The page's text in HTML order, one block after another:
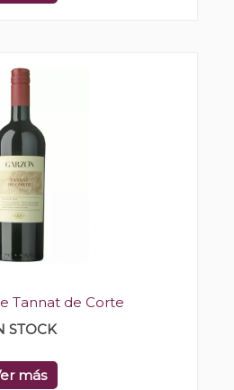
Tannat de Corte
STOCK
más